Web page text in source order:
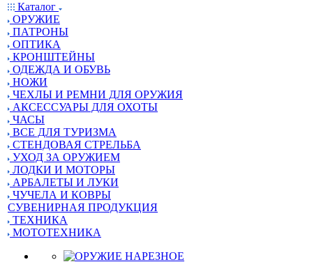
Каталог
ОРУЖИЕ
ПАТРОНЫ
ОПТИКА
КРОНШТЕЙНЫ
ОДЕЖДА И ОБУВЬ
НОЖИ
ЧЕХЛЫ И РЕМНИ ДЛЯ ОРУЖИЯ
АКСЕССУАРЫ ДЛЯ ОХОТЫ
ЧАСЫ
ВСЕ ДЛЯ ТУРИЗМА
СТЕНДОВАЯ СТРЕЛЬБА
УХОД ЗА ОРУЖИЕМ
ЛОДКИ И МОТОРЫ
АРБАЛЕТЫ И ЛУКИ
ЧУЧЕЛА И КОВРЫ
СУВЕНИРНАЯ ПРОДУКЦИЯ
ТЕХНИКА
МОТОТЕХНИКА